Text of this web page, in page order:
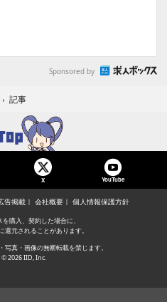
Sponsored by
› 記事
X YouTube
告掲載 会社概要 個人情報保護方針
購入、契約した場合に、
元されることがあります。
真・画像の無断転載を禁じます。
2026 IID, Inc.